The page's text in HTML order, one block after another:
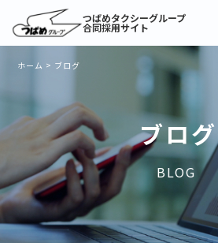
つばめタクシーグループ
合同採用サイト
ホーム > ブログ
ブログ
BLOG